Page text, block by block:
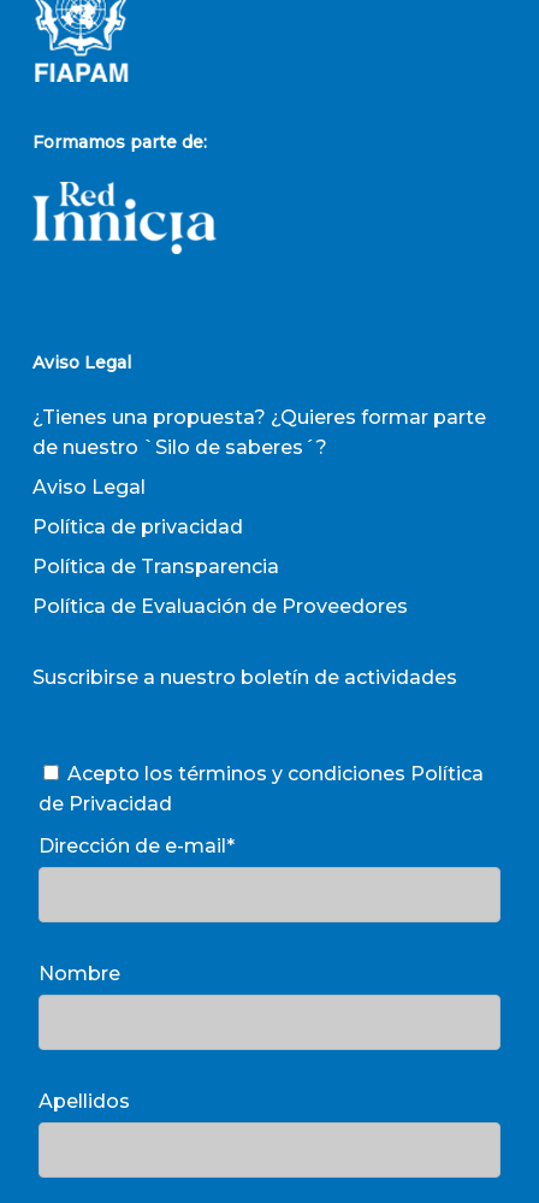
Formamos parte de:
Aviso Legal
¿Tienes una propuesta? ¿Quieres formar parte
de nuestro `Silo de saberes´?
Aviso Legal
Política de privacidad
Política de Transparencia
Política de Evaluación de Proveedores
Suscribirse a nuestro boletín de actividades
Acepto los términos y condiciones Política
de Privacidad
Dirección de e-mail*
Nombre
Apellidos